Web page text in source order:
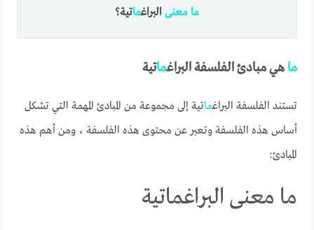
ما معنى البراغماتية؟
ما هي مبادئ الفلسفة البراغماتية
تستند الفلسفة البراغماتية إلى مجموعة من المبادئ المهمة التي تشكل
أساس هذه الفلسفة وتعبر عن محتوى هذه الفلسفة ، ومن أهم هذه
المبادئ:
ما معنى البراغماتية